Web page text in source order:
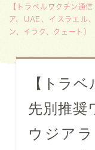
【トラベルワクチン通
ア、UAE、イスラエル
ン、イラク、クェート）
【トラ
先別推奨
ウジア